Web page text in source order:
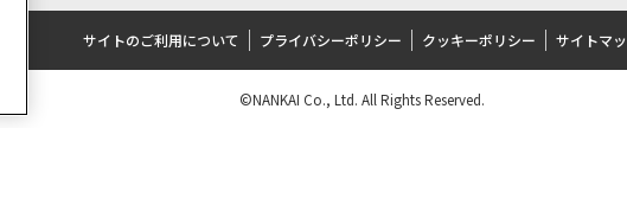
サイトのご利用について プライバシーポリシー クッキーポリシー サイトマ
©NANKAI Co., Ltd. All Rights Reserved.